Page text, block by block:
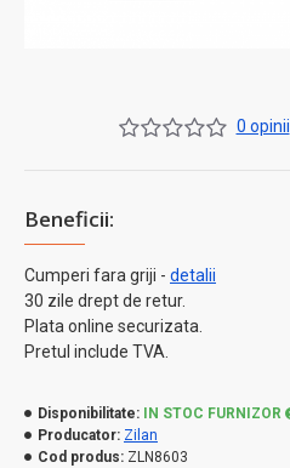
Beneficii:
Cumperi fara griji - detalii
30 zile drept de retur.
Plata online securizata.
Pretul include TVA.
0 opinii
Disponibilitate:
IN STOC FURNIZOR
Producator: Zilan
Cod produs: ZLN8603